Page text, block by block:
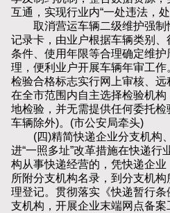
互通，实现行业内“一处违法，
取消营运车辆二级维护强制
记录卡，由业户根据车辆类别
条件、使用年限等合理确定维
理，便利业户开展车辆年审工
检验合格标志实行网上审核、
在全市范围内自主选择检验机
地检验，并无需提供任何委托
车辆除外)。(市公安局牵头)
(四)精简快递企业分支机构
进“一照多址”改革措施在快递行
构从事快递经营的，凭快递企
所附分支机构名录，到分支机
理登记。贯彻落实《快递暂行
支机构，开展企业末端网点备